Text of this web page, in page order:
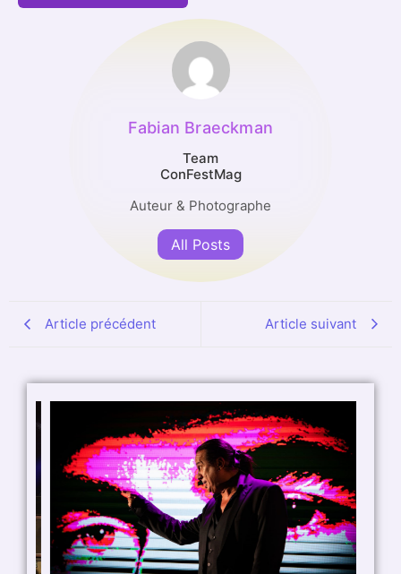
Fabian Braeckman
Team
ConFestMag
Auteur & Photographe
All Posts
Article précédent Article suivant